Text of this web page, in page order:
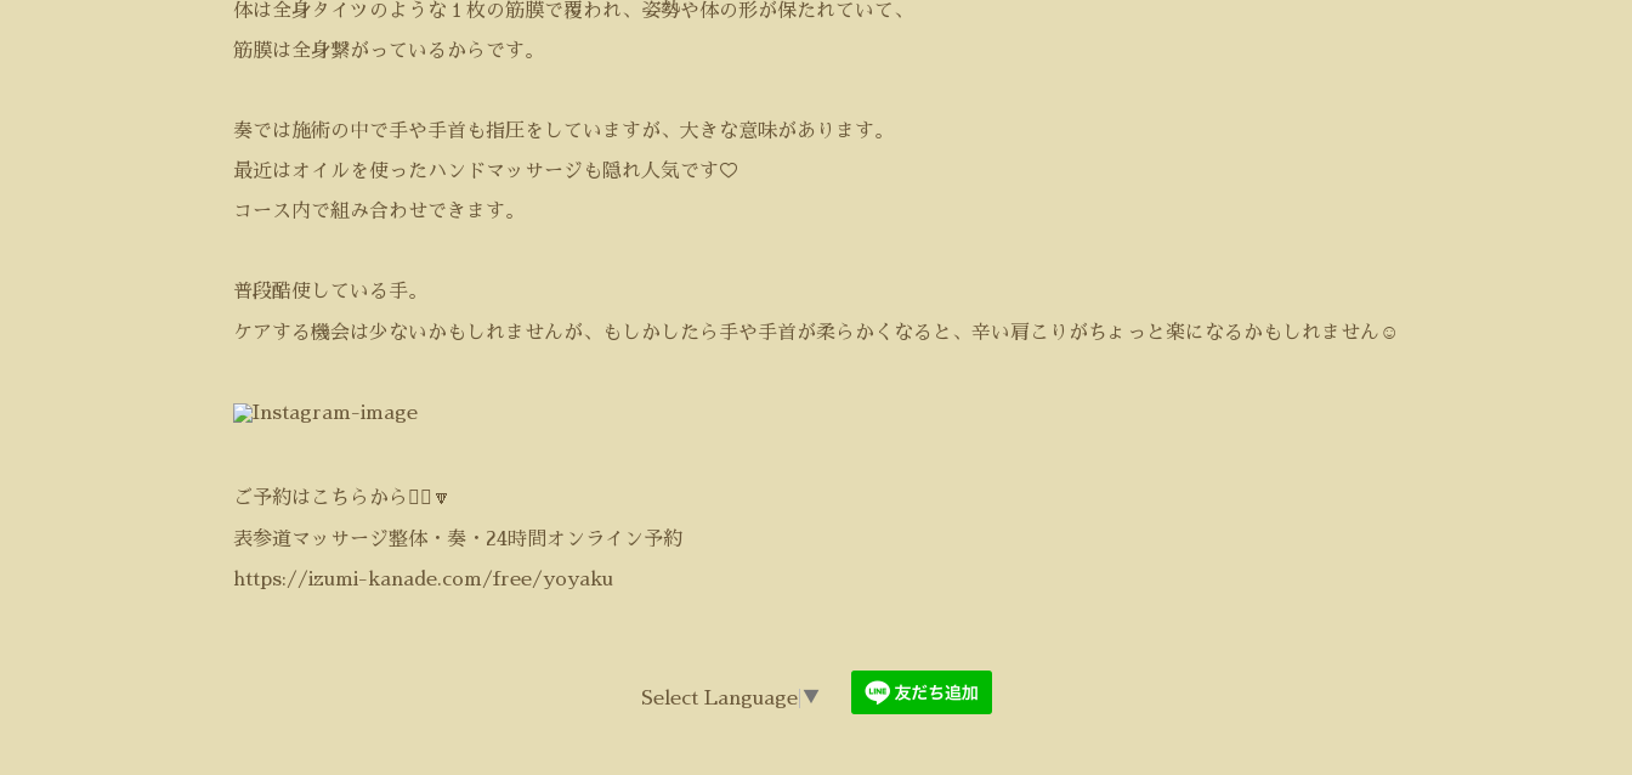
体は全身タイツのような１枚の筋膜で覆われ、姿勢や体の形が保たれていて、
筋膜は全身繋がっているからです。
奏では施術の中で手や手首も指圧をしていますが、大きな意味があります。
最近はオイルを使ったハンドマッサージも隠れ人気です♡
コース内で組み合わせできます。
普段酷使している手。
ケアする機会は少ないかもしれませんが、もしかしたら手や手首が柔らかくなると、辛い肩こりがちょっと楽になるかもしれません ☺️
ご予約はこちらから💁‍♀️🔽
表参道マッサージ整体・奏・24時間オンライン予約
https://izumi-kanade.com/free/yoyaku
Select Language ▼